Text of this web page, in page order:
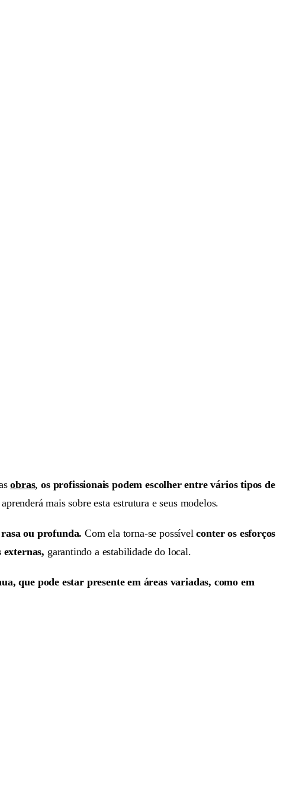
obras,os profissionais podem escolher entre vários tipos de
mais sobre esta estrutura e seus modelos.
ou profunda. Com ela torna-se possívelconter os esforços
externas, garantindo a estabilidade do local.
que pode estar presente em áreas variadas, como em